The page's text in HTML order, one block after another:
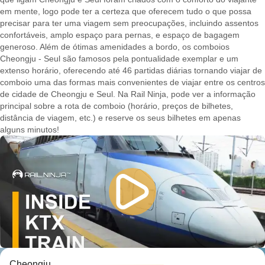
em mente, logo pode ter a certeza que oferecem tudo o que possa
precisar para ter uma viagem sem preocupações, incluindo assentos
confortáveis, amplo espaço para pernas, e espaço de bagagem
generoso. Além de ótimas amenidades a bordo, os comboios
Cheongju - Seul são famosos pela pontualidade exemplar e um
extenso horário, oferecendo até 46 partidas diárias tornando viajar de
comboio uma das formas mais convenientes de viajar entre os centros
de cidade de Cheongju e Seul. Na Rail Ninja, pode ver a informação
principal sobre a rota de comboio (horário, preços de bilhetes,
distância de viagem, etc.) e reserve os seus bilhetes em apenas
alguns minutos!